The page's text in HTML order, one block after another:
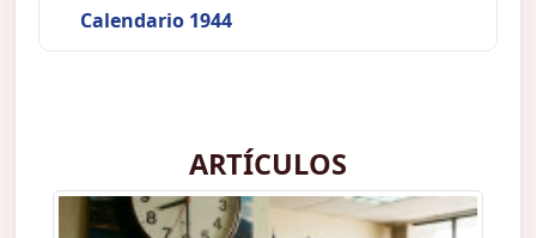
Calendario 1944
ARTÍCULOS